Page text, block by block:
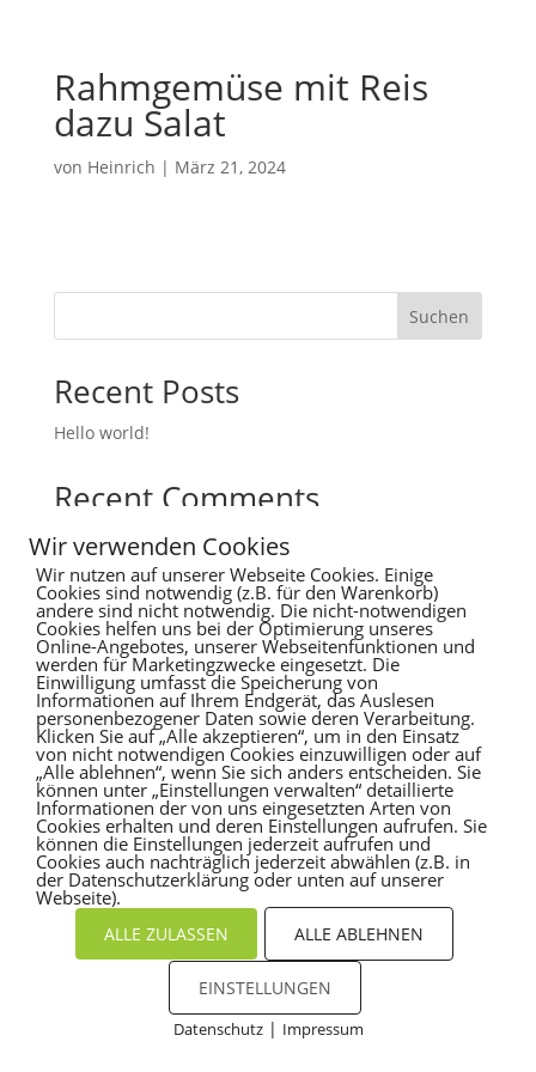
Rahmgemüse mit Reis
dazu Salat
von Heinrich | März 21, 2024
Suchen
Recent Posts
Hello world!
Recent Comments
Es sind keine Kommentare vorhanden.
Wir verwenden Cookies
Wir nutzen auf unserer Webseite Cookies. Einige
Cookies sind notwendig (z.B. für den Warenkorb)
andere sind nicht notwendig. Die nicht-notwendigen
Cookies helfen uns bei der Optimierung unseres
Online-Angebotes, unserer Webseitenfunktionen und
werden für Marketingzwecke eingesetzt. Die
Einwilligung umfasst die Speicherung von
Informationen auf Ihrem Endgerät, das Auslesen
personenbezogener Daten sowie deren Verarbeitung.
Klicken Sie auf „Alle akzeptieren“, um in den Einsatz
von nicht notwendigen Cookies einzuwilligen oder auf
„Alle ablehnen“, wenn Sie sich anders entscheiden. Sie
können unter „Einstellungen verwalten“ detaillierte
Informationen der von uns eingesetzten Arten von
Cookies erhalten und deren Einstellungen aufrufen. Sie
können die Einstellungen jederzeit aufrufen und
Cookies auch nachträglich jederzeit abwählen (z.B. in
der Datenschutzerklärung oder unten auf unserer
Webseite).
ALLE ZULASSEN ALLE ABLEHNEN
EINSTELLUNGEN
Datenschutz| Impressum